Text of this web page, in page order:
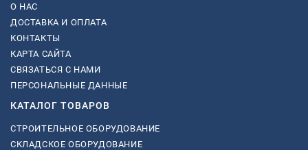
О НАС
ДОСТАВКА И ОПЛАТА
КОНТАКТЫ
КАРТА САЙТА
СВЯЗАТЬСЯ С НАМИ
ПЕРСОНАЛЬНЫЕ ДАННЫЕ
КАТАЛОГ ТОВАРОВ
СТРОИТЕЛЬНОЕ ОБОРУДОВАНИЕ
СКЛАДСКОЕ ОБОРУДОВАНИЕ